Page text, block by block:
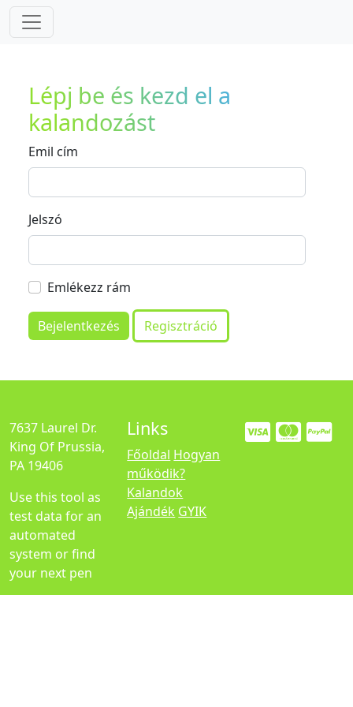
Lépj be és kezd el a
kalandozást
Emil cím
Jelszó
Emlékezz rám
Bejelentkezés Regisztráció
7637 Laurel Dr.
King Of Prussia,
PA 19406
Use this tool as
test data for an
automated
system or find
your next pen
Links
Főoldal Hogyan
működik?
Kalandok
Ajándék GYIK